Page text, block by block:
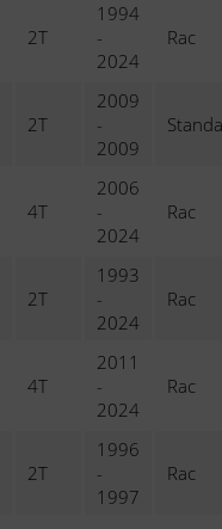
2T
1994
-
2024
Rac
2T
2009
-
2009
4T
2006
-
2024
Rac
2T
1993
-
2024
Rac
4T
2011
-
2024
Rac
2T
1996
-
1997
Rac